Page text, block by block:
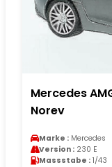
Mercedes
Norev
Marke : Mercedes
Version : 230 E
Massstabe : 1/43